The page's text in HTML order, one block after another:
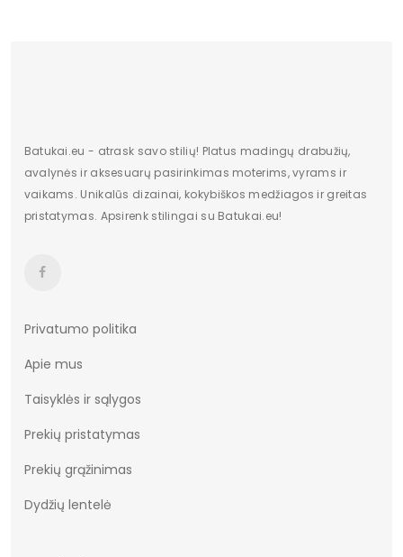
Stilius kasdienai
Sezonas ruduo/žiema
Lytis moteriška
Aulo aukštis
Išorinė medžiaga
Vidinė medžiaga
Modelis
Spalva
Platforma
Batukai.eu - atrask savo stilių! Platus madingų drabužių,
avalynės ir aksesuarų pasirinkimas moterims, vyrams ir
vaikams. Unikalūs dizainai, kokybiškos medžiagos ir greitas
pristatymas. Apsirenk stilingai su Batukai.eu!
Privatumo politika
Apie mus
Taisyklės ir sąlygos
Prekių pristatymas
Prekių grąžinimas
Dydžių lentelė